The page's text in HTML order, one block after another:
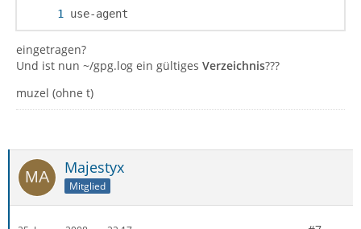
use-agent
eingetragen?
Und ist nun ~/gpg.log ein gültiges Verzeichnis???
muzel (ohne t)
Majestyx
Mitglied